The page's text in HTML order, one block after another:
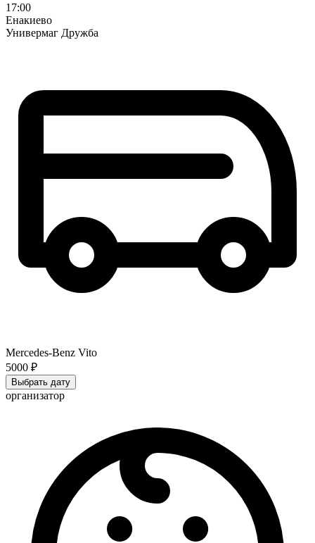
17:00
Енакиево
Универмаг Дружба
Mercedes-Benz Vito
5000 ₽
Выбрать дату
организатор